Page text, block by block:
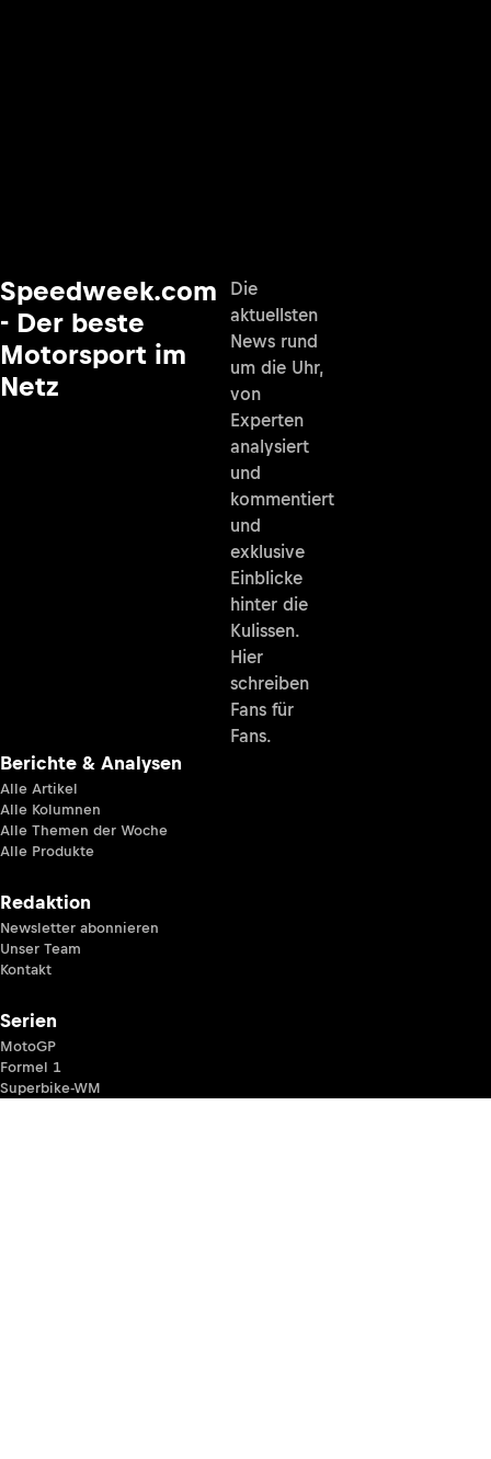
Speedweek.com
- Der beste
Motorsport im
Netz
Die
aktuellsten
News rund
um die Uhr,
von
Experten
analysiert
und
kommentiert
und
exklusive
Einblicke
hinter die
Kulissen.
Hier
schreiben
Fans für
Fans.
Berichte & Analysen
Alle Artikel
Alle Kolumnen
Alle Themen der Woche
Alle Produkte
Redaktion
Newsletter abonnieren
Unser Team
Kontakt
Serien
MotoGP
Formel 1
Superbike-WM